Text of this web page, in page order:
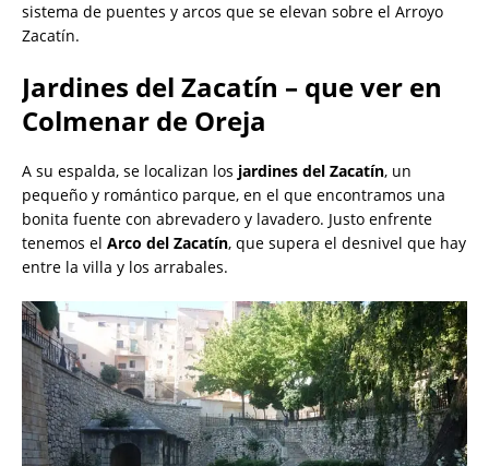
sistema de puentes y arcos que se elevan sobre el Arroyo
Zacatín.
Jardines del Zacatín – que ver en
Colmenar de Oreja
A su espalda, se localizan los jardines del Zacatín, un
pequeño y romántico parque, en el que encontramos una
bonita fuente con abrevadero y lavadero. Justo enfrente
tenemos el Arco del Zacatín, que supera el desnivel que hay
entre la villa y los arrabales.